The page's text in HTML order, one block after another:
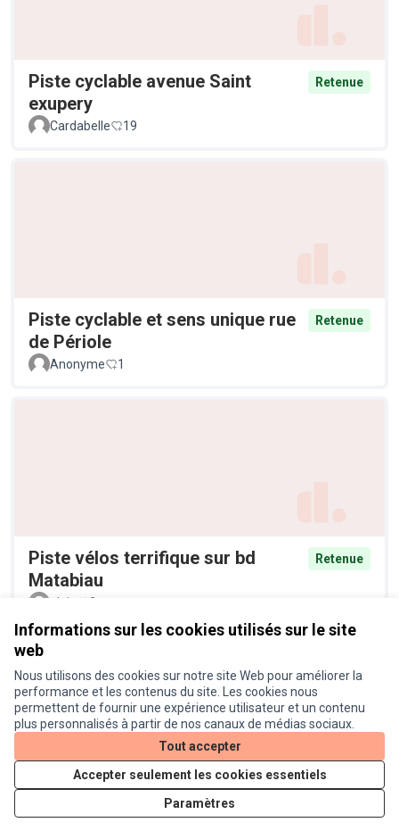
Informations sur les cookies utilisés sur le site
web
Nous utilisons des cookies sur notre site Web pour améliorer la
performance et les contenus du site. Les cookies nous
permettent de fournir une expérience utilisateur et un contenu
plus personnalisés à partir de nos canaux de médias sociaux.
Tout accepter
Accepter seulement les cookies essentiels
Paramètres
Piste cyclable avenue Saint
exupery
Retenue
Cardabelle 19
Piste cyclable et sens unique rue
de Périole
Retenue
Anonyme 1
Piste vélos terrifique sur bd
Matabiau
Retenue
alain 2
Plantation d'arbres et
diversification de la palette